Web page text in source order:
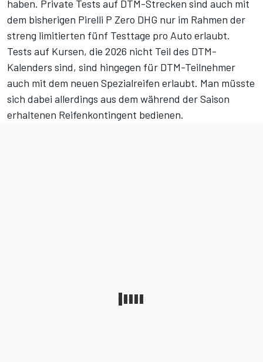
haben. Private Tests auf DTM-Strecken sind auch mit
dem bisherigen Pirelli P Zero DHG nur im Rahmen der
streng limitierten fünf Testtage pro Auto erlaubt.
Tests auf Kursen, die 2026 nicht Teil des DTM-
Kalenders sind, sind hingegen für DTM-Teilnehmer
auch mit dem neuen Spezialreifen erlaubt. Man müsste
sich dabei allerdings aus dem während der Saison
erhaltenen Reifenkontingent bedienen.